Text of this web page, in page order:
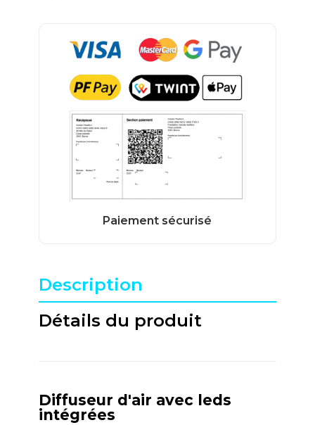
Description
Détails du produit
Diffuseur d'air avec leds
intégrées